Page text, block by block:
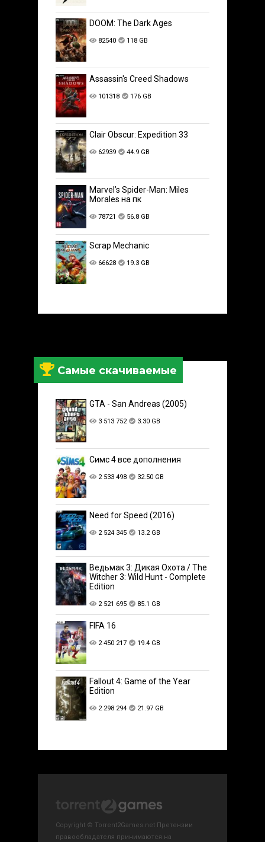
DOOM: The Dark Ages
82540 118 GB
Assassin's Creed Shadows
101318 176 GB
Clair Obscur: Expedition 33
62939 44.9 GB
Marvel’s Spider-Man: Miles
Morales на пк
78721 56.8 GB
Scrap Mechanic
66628 19.3 GB
Самые скачиваемые
GTA - San Andreas (2005)
3 513 752 3.30 GB
Симс 4 все дополнения
2 533 498 32.50 GB
Need for Speed (2016)
2 524 345 13.2 GB
Ведьмак 3: Дикая Охота / The
Witcher 3: Wild Hunt - Complete
Edition
2 521 695 85.1 GB
FIFA 16
2 450 217 19.4 GB
Fallout 4: Game of the Year
Edition
2 298 294 21.97 GB
Copyright © Torrent2Games.net Претензии
правообладателя принимаются на